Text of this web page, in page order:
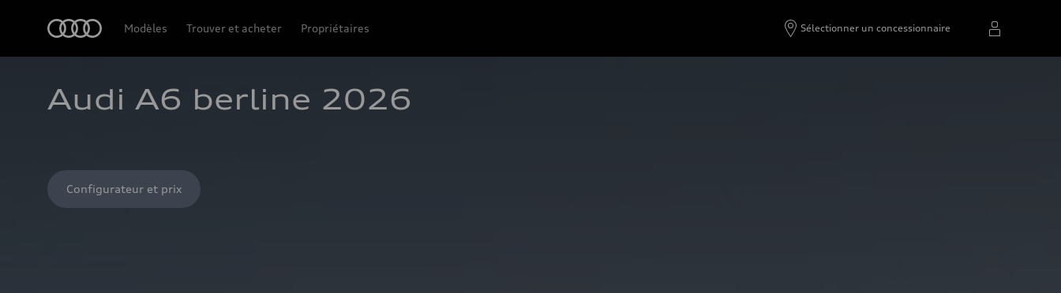
Modèles Trouver et acheter Propriétaires Sélectionner un concessionnaire
Audi A6 berline 2026
Configurateur et prix